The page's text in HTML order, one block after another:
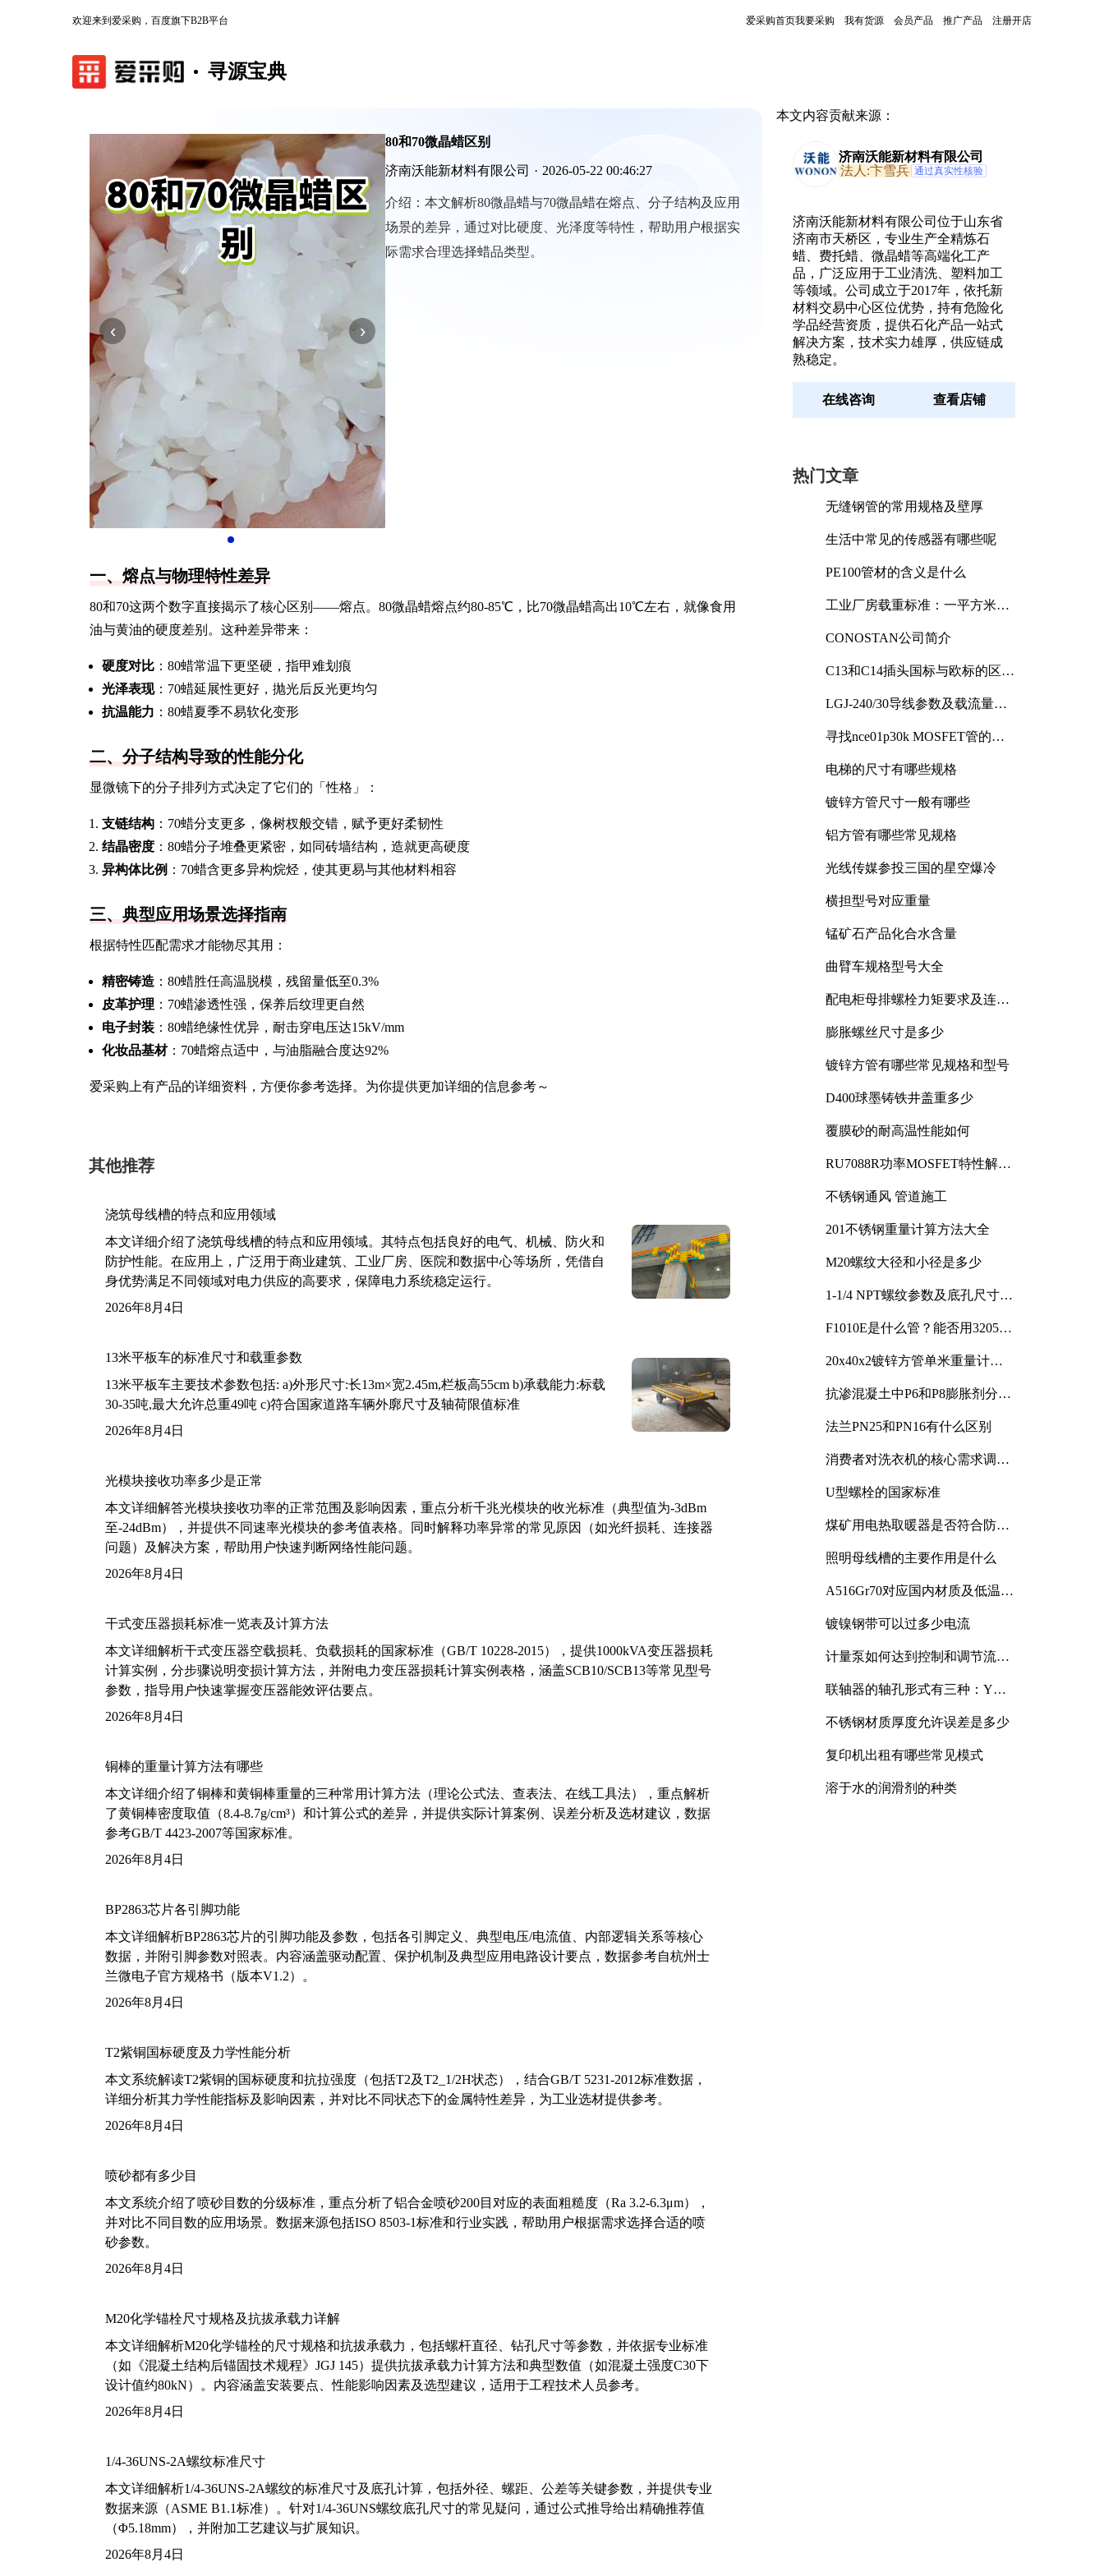
欢迎来到爱采购，百度旗下B2B平台 爱采购首页我要采购 我有货源 会员产品 推广产品 注册开店
寻源宝典
‹ ›
80和70微晶蜡区别
济南沃能新材料有限公司 · 2026-05-22 00:46:27
介绍： 本文解析80微晶蜡与70微晶蜡在熔点、分子结构及应用
场景的差异，通过对比硬度、光泽度等特性，帮助用户根据实
际需求合理选择蜡品类型。
一、熔点与物理特性差异
80和70这两个数字直接揭示了核心区别——熔点。80微晶蜡熔点约80-85℃，比70微晶蜡高出10℃左右，就像食用
油与黄油的硬度差别。这种差异带来：
硬度对比 ：80蜡常温下更坚硬，指甲难划痕
光泽表现：70蜡延展性更好，抛光后反光更均匀
抗温能力 ：80蜡夏季不易软化变形
二、分子结构导致的性能分化
显微镜下的分子排列方式决定了它们的「性格」：
支链结构 ：70蜡分支更多，像树杈般交错，赋予更好柔韧性
结晶密度 ：80蜡分子堆叠更紧密，如同砖墙结构，造就更高硬度
异构体比例 ：70蜡含更多异构烷烃，使其更易与其他材料相容
三、典型应用场景选择指南
根据特性匹配需求才能物尽其用：
精密铸造 ：80蜡胜任高温脱模，残留量低至0.3%
皮革护理 ：70蜡渗透性强，保养后纹理更自然
电子封装 ：80蜡绝缘性优异，耐击穿电压达15kV/mm
化妆品基材：70蜡熔点适中，与油脂融合度达92%
爱采购上有产品的详细资料，方便你参考选择。为你提供更加详细的信息参考～
其他推荐
浇筑母线槽的特点和应用领域
本文详细介绍了浇筑母线槽的特点和应用领域。其特点包括良好的电气、机械、防火和
防护性能。在应用上，广泛用于商业建筑、工业厂房、医院和数据中心等场所，凭借自
身优势满足不同领域对电力供应的高要求，保障电力系统稳定运行。
2026年8月4日
13米平板车的标准尺寸和载重参数
13米平板车主要技术参数包括: a)外形尺寸:长13m×宽2.45m,栏板高55cm b)承载能力:标载
30-35吨,最大允许总重49吨 c)符合国家道路车辆外廓尺寸及轴荷限值标准
2026年8月4日
光模块接收功率多少是正常
本文详细解答光模块接收功率的正常范围及影响因素，重点分析千兆光模块的收光标准（典型值为-3dBm
至-24dBm），并提供不同速率光模块的参考值表格。同时解释功率异常的常见原因（如光纤损耗、连接器
问题）及解决方案，帮助用户快速判断网络性能问题。
2026年8月4日
干式变压器损耗标准一览表及计算方法
本文详细解析干式变压器空载损耗、负载损耗的国家标准（GB/T 10228-2015），提供1000kVA变压器损耗
计算实例，分步骤说明变损计算方法，并附电力变压器损耗计算实例表格，涵盖SCB10/SCB13等常见型号
参数，指导用户快速掌握变压器能效评估要点。
2026年8月4日
铜棒的重量计算方法有哪些
本文详细介绍了铜棒和黄铜棒重量的三种常用计算方法（理论公式法、查表法、在线工具法），重点解析
了黄铜棒密度取值（8.4-8.7g/cm³）和计算公式的差异，并提供实际计算案例、误差分析及选材建议，数据
参考GB/T 4423-2007等国家标准。
2026年8月4日
BP2863芯片各引脚功能
本文详细解析BP2863芯片的引脚功能及参数，包括各引脚定义、典型电压/电流值、内部逻辑关系等核心
数据，并附引脚参数对照表。内容涵盖驱动配置、保护机制及典型应用电路设计要点，数据参考自杭州士
兰微电子官方规格书（版本V1.2）。
2026年8月4日
T2紫铜国标硬度及力学性能分析
本文系统解读T2紫铜的国标硬度和抗拉强度（包括T2及T2_1/2H状态），结合GB/T 5231-2012标准数据，
详细分析其力学性能指标及影响因素，并对比不同状态下的金属特性差异，为工业选材提供参考。
2026年8月4日
喷砂都有多少目
本文系统介绍了喷砂目数的分级标准，重点分析了铝合金喷砂200目对应的表面粗糙度（Ra 3.2-6.3μm），
并对比不同目数的应用场景。数据来源包括ISO 8503-1标准和行业实践，帮助用户根据需求选择合适的喷
砂参数。
2026年8月4日
M20化学锚栓尺寸规格及抗拔承载力详解
本文详细解析M20化学锚栓的尺寸规格和抗拔承载力，包括螺杆直径、钻孔尺寸等参数，并依据专业标准
（如《混凝土结构后锚固技术规程》JGJ 145）提供抗拔承载力计算方法和典型数值（如混凝土强度C30下
设计值约80kN）。内容涵盖安装要点、性能影响因素及选型建议，适用于工程技术人员参考。
2026年8月4日
1/4-36UNS-2A螺纹标准尺寸
本文详细解析1/4-36UNS-2A螺纹的标准尺寸及底孔计算，包括外径、螺距、公差等关键参数，并提供专业
数据来源（ASME B1.1标准）。针对1/4-36UNS螺纹底孔尺寸的常见疑问，通过公式推导给出精确推荐值
（Φ5.18mm），并附加工艺建议与扩展知识。
2026年8月4日
本文内容贡献来源：
济南沃能新材料有限公司
法人:卞雪兵 通过真实性核验
济南沃能新材料有限公司位于山东省
济南市天桥区，专业生产全精炼石
蜡、费托蜡、微晶蜡等高端化工产
品，广泛应用于工业清洗、塑料加工
等领域。公司成立于2017年，依托新
材料交易中心区位优势，持有危险化
学品经营资质，提供石化产品一站式
解决方案，技术实力雄厚，供应链成
熟稳定。
在线咨询 查看店铺
热门文章
无缝钢管的常用规格及壁厚
生活中常见的传感器有哪些呢
PE100管材的含义是什么
工业厂房载重标准：一平方米能
CONOSTAN公司简介
C13和C14插头国标与欧标的区别
LGJ-240/30导线参数及载流量解
寻找nce01p30k MOSFET管的合
电梯的尺寸有哪些规格
镀锌方管尺寸一般有哪些
铝方管有哪些常见规格
光线传媒参投三国的星空爆冷
横担型号对应重量
锰矿石产品化合水含量
曲臂车规格型号大全
配电柜母排螺栓力矩要求及连接
膨胀螺丝尺寸是多少
镀锌方管有哪些常见规格和型号
D400球墨铸铁井盖重多少
覆膜砂的耐高温性能如何
RU7088R功率MOSFET特性解析
不锈钢通风 管道施工
201不锈钢重量计算方法大全
M20螺纹大径和小径是多少
1-1/4 NPT螺纹参数及底孔尺寸详
F1010E是什么管？能否用3205或
20x40x2镀锌方管单米重量计算
抗渗混凝土中P6和P8膨胀剂分别
法兰PN25和PN16有什么区别
消费者对洗衣机的核心需求调研
U型螺栓的国家标准
煤矿用电热取暖器是否符合防爆
照明母线槽的主要作用是什么
A516Gr70对应国内材质及低温冲
镀镍钢带可以过多少电流
计量泵如何达到控制和调节流量
联轴器的轴孔形式有三种：Y
不锈钢材质厚度允许误差是多少
复印机出租有哪些常见模式
溶于水的润滑剂的种类